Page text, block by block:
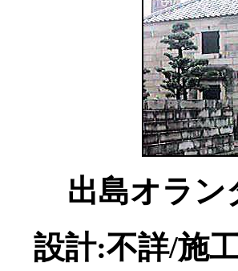
出島オラン
設計:不詳/施